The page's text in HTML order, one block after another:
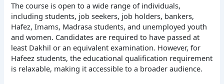
The course is open to a wide range of individuals,
including students, job seekers, job holders, bankers,
Hafez, Imams, Madrasa students, and unemployed youth
and women. Candidates are required to have passed at
least Dakhil or an equivalent examination. However, for
Hafeez students, the educational qualification requirement
is relaxable, making it accessible to a broader audience.